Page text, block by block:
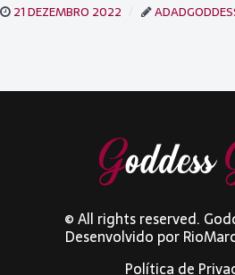
21 DEZEMBRO 2022
© All rights reserved.
Desenvolvido por
Política de